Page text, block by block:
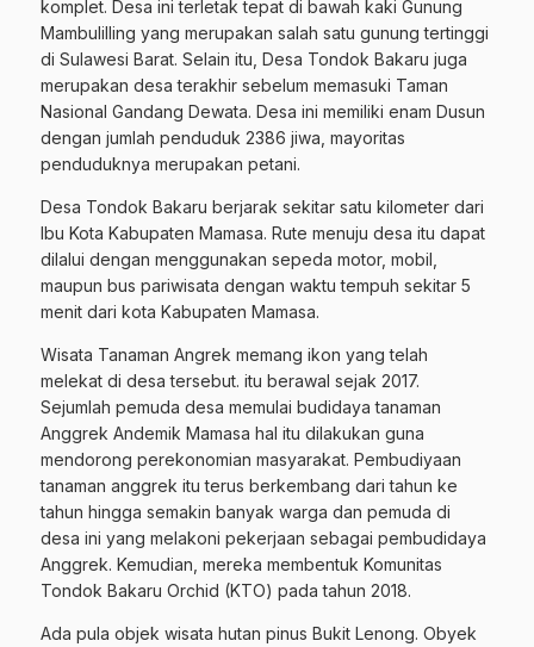
komplet. Desa ini terletak tepat di bawah kaki Gunung
Mambulilling yang merupakan salah satu gunung tertinggi
di Sulawesi Barat. Selain itu, Desa Tondok Bakaru juga
merupakan desa terakhir sebelum memasuki Taman
Nasional Gandang Dewata. Desa ini memiliki enam Dusun
dengan jumlah penduduk 2386 jiwa, mayoritas
penduduknya merupakan petani.
Desa Tondok Bakaru berjarak sekitar satu kilometer dari
Ibu Kota Kabupaten Mamasa. Rute menuju desa itu dapat
dilalui dengan menggunakan sepeda motor, mobil,
maupun bus pariwisata dengan waktu tempuh sekitar 5
menit dari kota Kabupaten Mamasa.
Wisata Tanaman Angrek memang ikon yang telah
melekat di desa tersebut. itu berawal sejak 2017.
Sejumlah pemuda desa memulai budidaya tanaman
Anggrek Andemik Mamasa hal itu dilakukan guna
mendorong perekonomian masyarakat. Pembudiyaan
tanaman anggrek itu terus berkembang dari tahun ke
tahun hingga semakin banyak warga dan pemuda di
desa ini yang melakoni pekerjaan sebagai pembudidaya
Anggrek. Kemudian, mereka membentuk Komunitas
Tondok Bakaru Orchid (KTO) pada tahun 2018.
Ada pula objek wisata hutan pinus Bukit Lenong. Obyek